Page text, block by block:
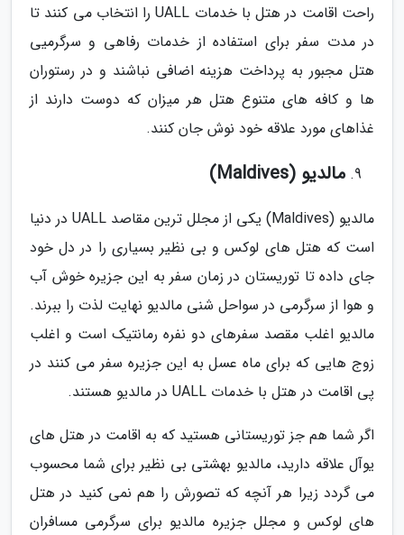
راحت اقامت در هتل با خدمات UALL را انتخاب می کنند تا
در مدت سفر برای استفاده از خدمات رفاهی و سرگرمیی
هتل مجبور به پرداخت هزینه اضافی نباشند و در رستوران
ها و کافه های متنوع هتل هر میزان که دوست دارند از
غذاهای مورد علاقه خود نوش جان کنند.
مالدیو (Maldives)
مالدیو (Maldives) یکی از مجلل ترین مقاصد UALL در دنیا
است که هتل های لوکس و بی نظیر بسیاری را در دل خود
جای داده تا توریستان در زمان سفر به این جزیره خوش آب
و هوا از سرگرمی در سواحل شنی مالدیو نهایت لذت را ببرند.
مالدیو اغلب مقصد سفرهای دو نفره رمانتیک است و اغلب
زوج هایی که برای ماه عسل به این جزیره سفر می کنند در
پی اقامت در هتل با خدمات UALL در مالدیو هستند.
اگر شما هم جز توریستانی هستید که به اقامت در هتل های
یوآل علاقه دارید، مالدیو بهشتی بی نظیر برای شما محسوب
می گردد زیرا هر آنچه که تصورش را هم نمی کنید در هتل
های لوکس و مجلل جزیره مالدیو برای سرگرمی مسافران